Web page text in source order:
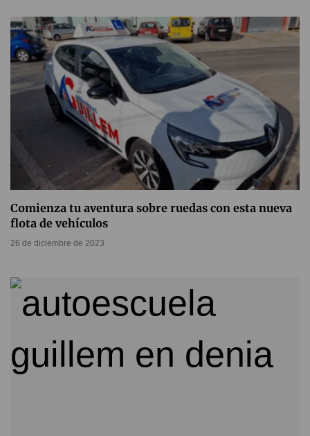
Comienza tu aventura sobre ruedas con esta nueva
flota de vehículos
26 de diciembre de 2023